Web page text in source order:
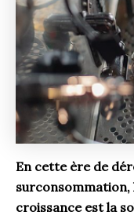
En cette ère de
surconsommation,
croissance est la